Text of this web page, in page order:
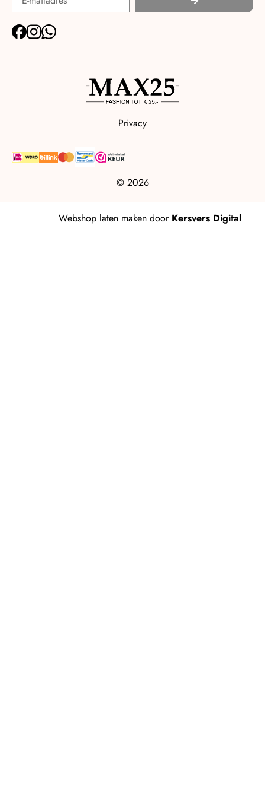
Privacy
© 2026
Webshop laten maken door Kersvers Digital